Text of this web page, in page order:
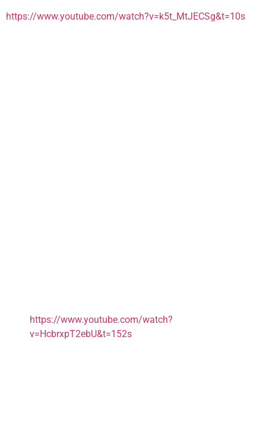
https://www.youtube.com/watch?v=k5t_MtJECSg&t=10s
https://www.youtube.com/watch?
v=HcbrxpT2ebU&t=152s